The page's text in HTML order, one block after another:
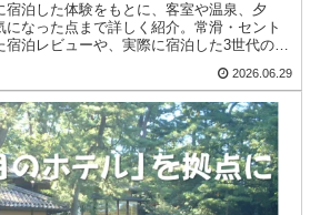
宿泊した体験をもとに、客室や温泉、夕
なった点まで詳しく紹介。常滑・セント
宿泊レビューや、実際に宿泊した3世代のリ
2026.06.29